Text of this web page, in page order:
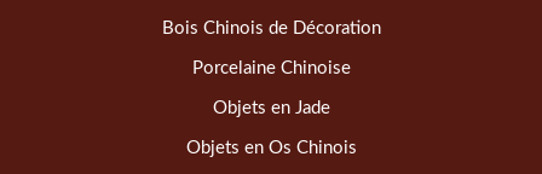
Bois Chinois de Décoration
Porcelaine Chinoise
Objets en Jade
Objets en Os Chinois